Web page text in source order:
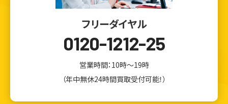
フリーダイヤル
0120-1212-25
営業時間：10時～19時
（年中無休24時間買取受付可能！）